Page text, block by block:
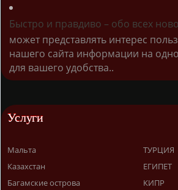
Быстро и правдиво – обо всех
может представлять интерес
нашего сайта информации на
для вашего удобства..
Услуги
Мальта
Казахстан
Багамские острова
ТУРЦИЯ
ЕГИПЕТ
КИПР